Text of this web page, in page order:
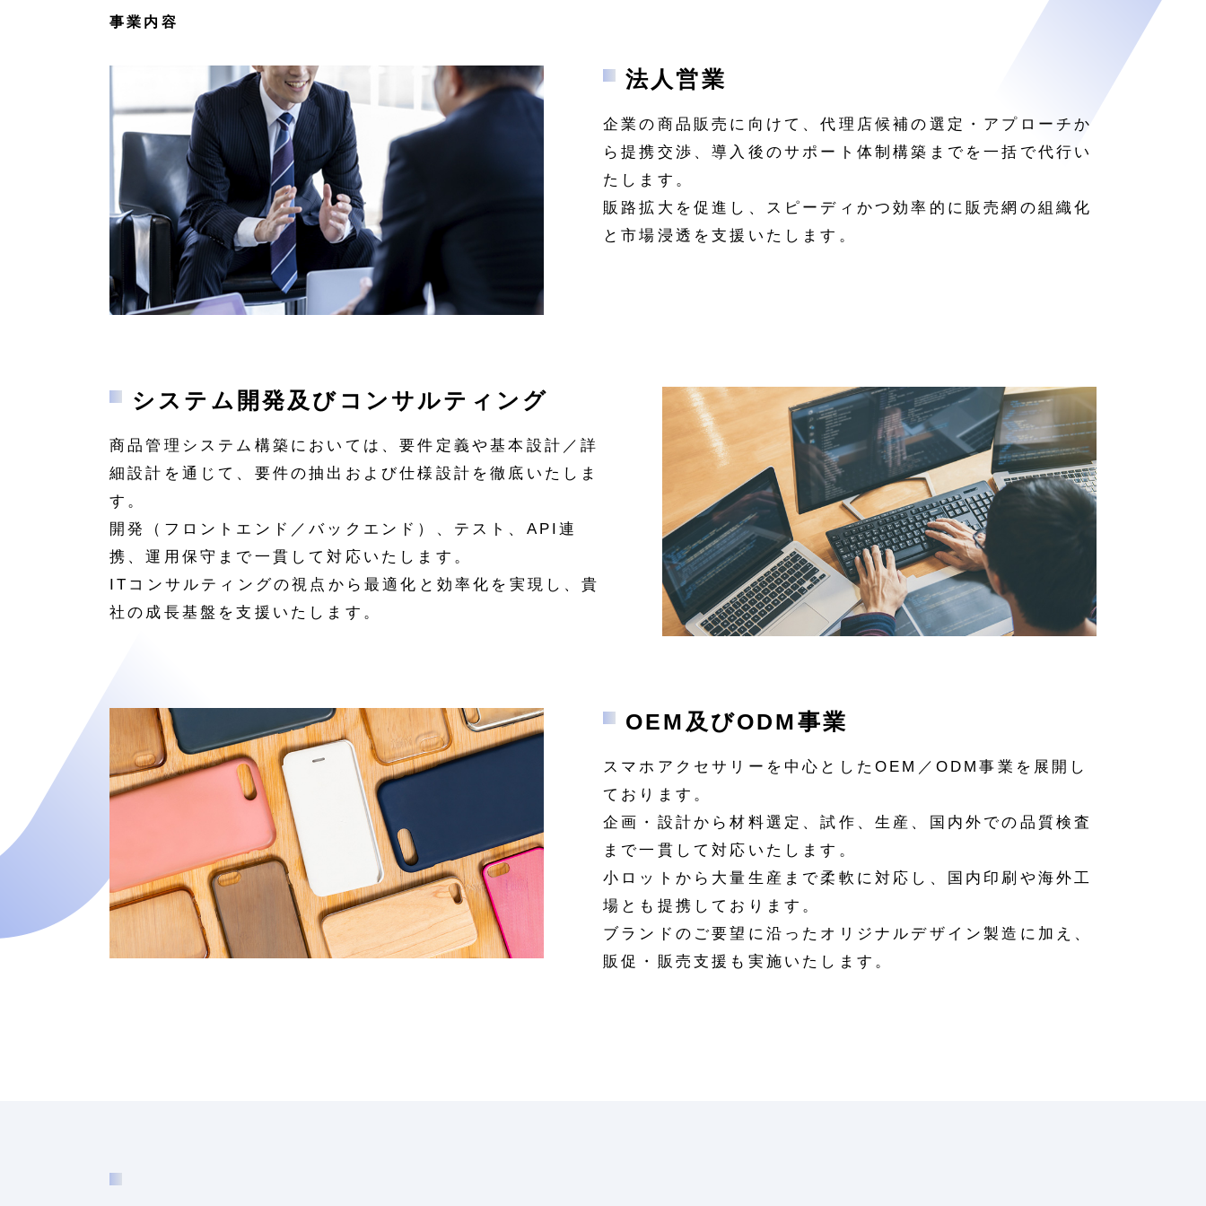
事業内容
法人営業
企業の商品販売に向けて、代理店候補の選定・アプローチか
ら提携交渉、導入後のサポート体制構築までを一括で代行い
たします。
販路拡大を促進し、スピーディかつ効率的に販売網の組織化
と市場浸透を支援いたします。
システム開発及びコンサルティング
商品管理システム構築においては、要件定義や基本設計／詳
細設計を通じて、要件の抽出および仕様設計を徹底いたしま
す。
開発（フロントエンド／バックエンド）、テスト、API連
携、運用保守まで一貫して対応いたします。
ITコンサルティングの視点から最適化と効率化を実現し、貴
社の成長基盤を支援いたします。
OEM及びODM事業
スマホアクセサリーを中心としたOEM／ODM事業を展開し
ております。
企画・設計から材料選定、試作、生産、国内外での品質検査
まで一貫して対応いたします。
小ロットから大量生産まで柔軟に対応し、国内印刷や海外工
場とも提携しております。
ブランドのご要望に沿ったオリジナルデザイン製造に加え、
販促・販売支援も実施いたします。